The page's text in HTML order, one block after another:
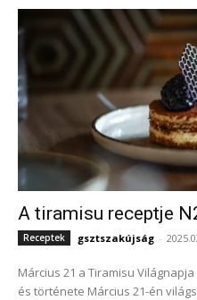
A tiramisu receptje
Receptek gsztszakújság -
Március 21 a Tiramisu
és története Március 21-én világszerte a figyelem középpontjába